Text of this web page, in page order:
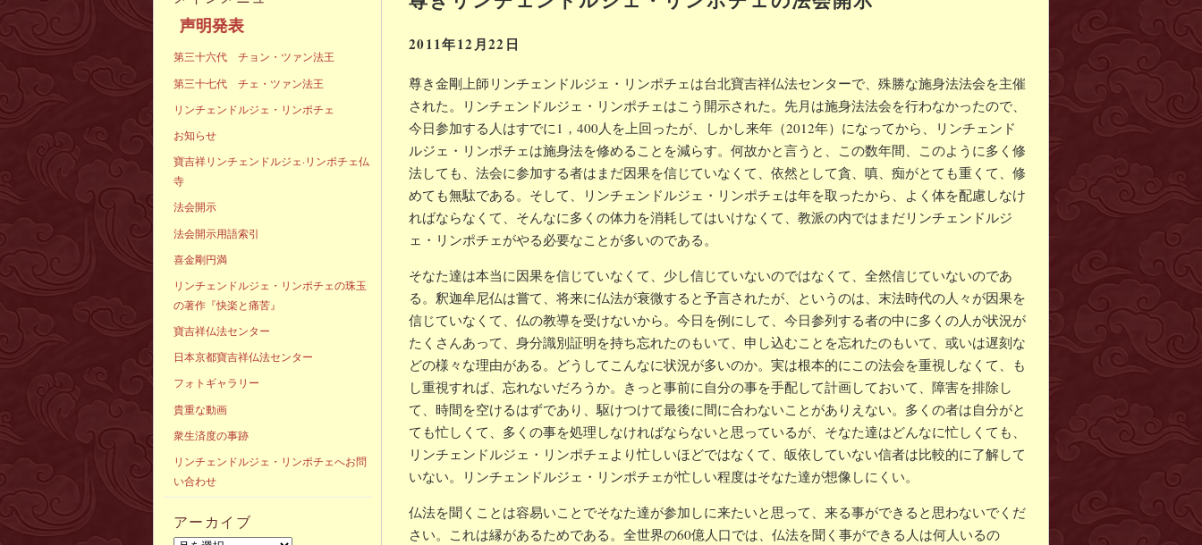
2011年12月22日
尊き金剛上師リンチェンドルジェ・リンポチェは台北寶吉祥仏法センターで、殊勝な施身法法会を主催
された。リンチェンドルジェ・リンポチェはこう開示された。先月は施身法法会を行わなかったので、
今日参加する人はすでに1，400人を上回ったが、しかし来年（2012年）になってから、リンチェンド
ルジェ・リンポチェは施身法を修めることを減らす。何故かと言うと、この数年間、このように多く修
法しても、法会に参加する者はまだ因果を信じていなくて、依然として貪、嗔、痴がとても重くて、修
めても無駄である。そして、リンチェンドルジェ・リンポチェは年を取ったから、よく体を配慮しなけ
ればならなくて、そんなに多くの体力を消耗してはいけなくて、教派の内ではまだリンチェンドルジ
ェ・リンポチェがやる必要なことが多いのである。
そなた達は本当に因果を信じていなくて、少し信じていないのではなくて、全然信じていないのであ
る。釈迦牟尼仏は嘗て、将来に仏法が衰微すると予言されたが、というのは、末法時代の人々が因果を
信じていなくて、仏の教導を受けないから。今日を例にして、今日参列する者の中に多くの人が状況が
たくさんあって、身分識別証明を持ち忘れたのもいて、申し込むことを忘れたのもいて、或いは遅刻な
どの様々な理由がある。どうしてこんなに状況が多いのか。実は根本的にこの法会を重視しなくて、も
し重視すれば、忘れないだろうか。きっと事前に自分の事を手配して計画しておいて、障害を排除し
て、時間を空けるはずであり、駆けつけて最後に間に合わないことがありえない。多くの者は自分がと
ても忙しくて、多くの事を処理しなければならないと思っているが、そなた達はどんなに忙しくても、
リンチェンドルジェ・リンポチェより忙しいほどではなくて、皈依していない信者は比較的に了解して
いない。リンチェンドルジェ・リンポチェが忙しい程度はそなた達が想像しにくい。
仏法を聞くことは容易いことでそなた達が参加しに来たいと思って、来る事ができると思わないでくだ
さい。これは縁があるためである。全世界の60億人口では、仏法を聞く事ができる人は何人いるの
第三十六代 チョン・ツァン法王
第三十七代 チェ・ツァン法王
リンチェンドルジェ・リンポチェ
お知らせ
寶吉祥リンチェンドルジェ·リンポチェ仏
寺
法会開示
法会開示用語索引
喜金剛円満
リンチェンドルジェ・リンポチェの珠玉
の著作『快楽と痛苦』
寶吉祥仏法センター
日本京都寶吉祥仏法センター
フォトギャラリー
貴重な動画
衆生済度の事跡
リンチェンドルジェ・リンポチェへお問
い合わせ
アーカイブ